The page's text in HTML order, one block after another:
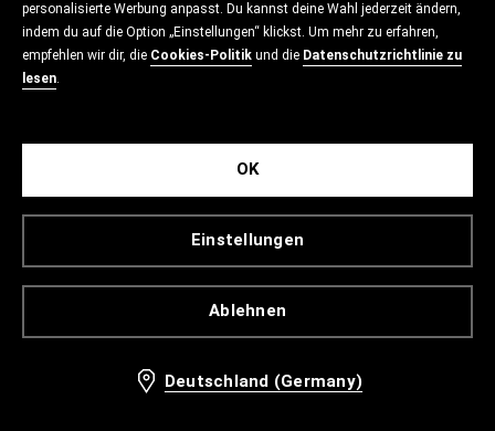
personalisierte Werbung anpasst. Du kannst deine Wahl jederzeit ändern,
indem du auf die Option „Einstellungen“ klickst. Um mehr zu erfahren,
empfehlen wir dir, die Cookies-Politik und die Datenschutzrichtlinie zu
lesen.
Ablehnen
Einstellungen
OK
Deutschland (Germany)